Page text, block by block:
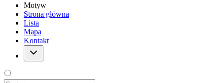
Motyw
Strona główna
Lista
Mapa
Kontakt